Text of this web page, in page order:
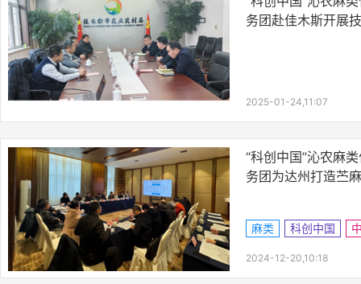
务团赴佳木斯开展
2025-01-24,11:07
“科创中国”沁农麻
务团为达州打造苎
麻类 科创中国
2024-12-20,10:18